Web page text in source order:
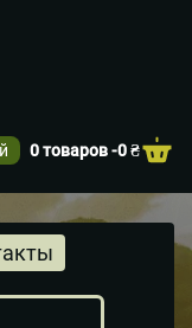
0 товаров -0₴